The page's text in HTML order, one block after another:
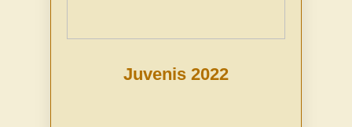
Juvenis 2022